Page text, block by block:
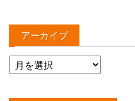
アーカイブ
ア
ー
イ